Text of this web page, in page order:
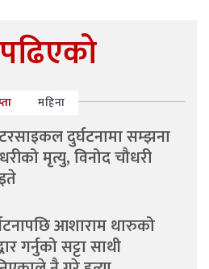
महिना
दुर्घटनामा सम्झना
मृत्यु, विनोद चौधरी
आशाराम थारुको
गर्नुको सट्टा साथी